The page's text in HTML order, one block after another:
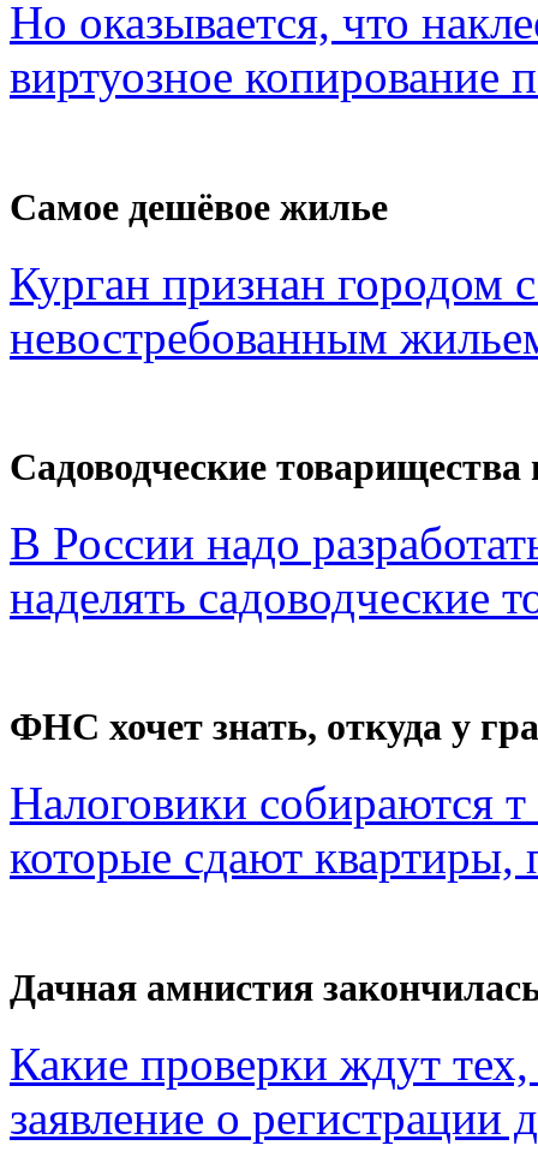
Но оказывается, что
виртуозное копирование
Самое дешёвое жилье
Курган признан
невостребованным
Садоводческие
В России надо
наделять садоводческие
ФНС хочет знать, откуда у
Налоговики собираются
которые сдают квартиры,
Дачная амнистия
Какие проверки ждут
заявление о регистрации